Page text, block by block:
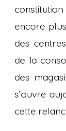
encore
des
de la
des
s’ouvre
cette